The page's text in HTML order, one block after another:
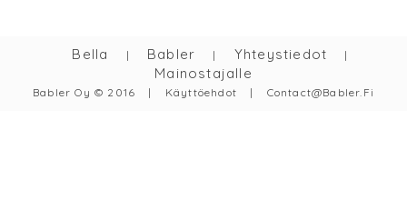
Bella | Babler | Yhteystiedot |
Mainostajalle
Babler Oy © 2016 | Käyttöehdot | Contact@babler.fi